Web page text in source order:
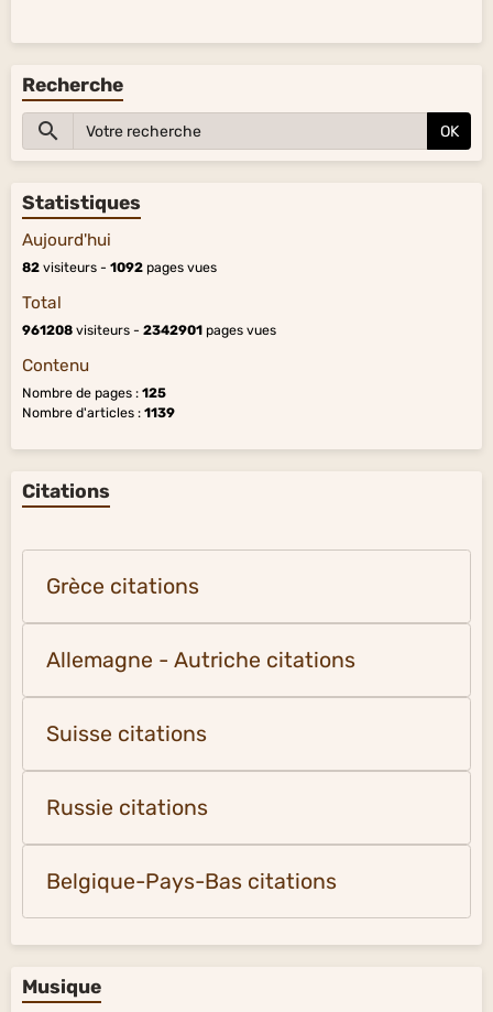
Recherche
OK
Statistiques
Aujourd'hui
82 visiteurs - 1092 pages vues
Total
961208 visiteurs - 2342901 pages vues
Contenu
Nombre de pages : 125
Nombre d'articles : 1139
Citations
Grèce citations
Allemagne - Autriche citations
Suisse citations
Russie citations
Belgique-Pays-Bas citations
Musique